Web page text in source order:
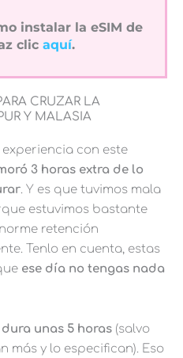
instalar la eSIM de
clic aquí.
CRUZAR LA
Y MALASIA
con este
3 horas extra de lo
. Y es que tuvimos mala
estuvimos bastante
retención
Tenlo en cuenta, estas
ese día no tengas nada
unas 5 horas (salvo
más y lo especifican). Eso